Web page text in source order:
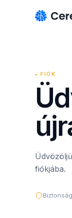
•FIÓK
fiókjába.